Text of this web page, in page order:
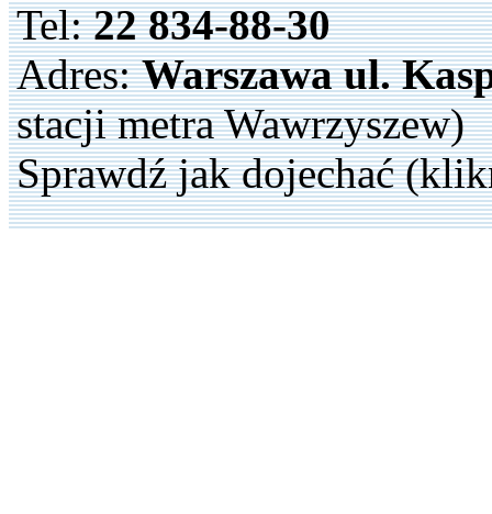
Tel:22 834-88-30
Adres:Warszawa ul.
stacji metra Wawrzyszew)
Sprawdź jak dojechać